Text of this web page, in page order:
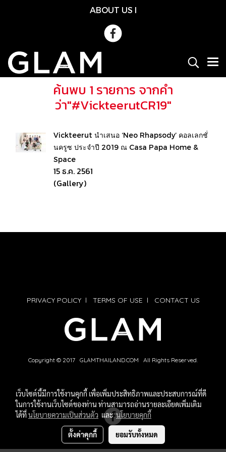
ABOUT US l
ค้นพบ 1 รายการ จากคำ
ว่า"#VickteerutCR19"
Vickteerut นำเสนอ ‘Neo Rhapsody’ คอลเลกชั่
นครูซ ประจำปี 2019 ณ Casa Papa Home &
Space
15 ธ.ค. 2561
(Gallery)
PRIVACY POLICYl TERMS OF USE l CONTACT US
Copyright © 2017 GLAMTHAILAND.COM All Rights Reserved.
เว็บไซต์นี้มีการใช้งานคุกกี้ เพื่อเพิ่มประสิทธิภาพและประสบการณ์ที่ดี
ในการใช้งานเว็บไซต์ของท่าน ท่านสามารถอ่านรายละเอียดเพิ่มเติม
ได้ที่นโยบายความเป็นส่วนตัว และนโยบายคุกกี้
ตั้งค่าคุกกี้ ยอมรับทั้งหมด